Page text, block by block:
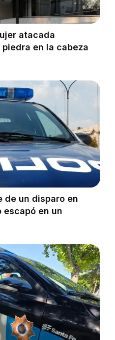
atacada
en la cabeza
de un disparo en
escapó en un